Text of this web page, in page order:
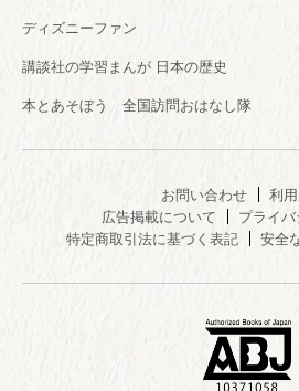
ディズニーファン
講談社の学習まんが 日本の歴史
本とあそぼう 全国訪問おはなし隊
お問い合わせ
利
広告掲載について
プライ
特定商取引法に基づく表記
安全